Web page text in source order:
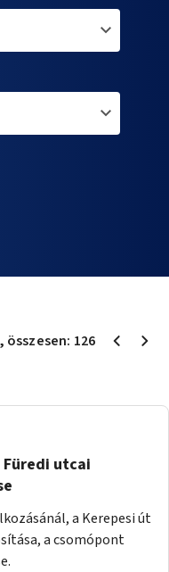
, összesen: 126
utcai
a Kerepesi út
a csomópont